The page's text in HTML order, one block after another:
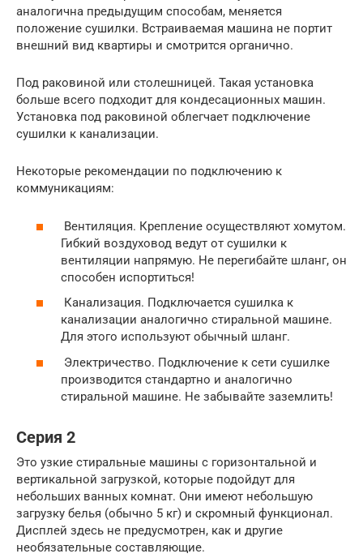
аналогична предыдущим способам, меняется
положение сушилки. Встраиваемая машина не портит
внешний вид квартиры и смотрится органично.
Под раковиной или столешницей. Такая установка
больше всего подходит для кондесационных машин.
Установка под раковиной облегчает подключение
сушилки к канализации.
Некоторые рекомендации по подключению к
коммуникациям:
Вентиляция. Крепление осуществляют хомутом.
Гибкий воздуховод ведут от сушилки к
вентиляции напрямую. Не перегибайте шланг, он
способен испортиться!
Канализация. Подключается сушилка к
канализации аналогично стиральной машине.
Для этого используют обычный шланг.
Электричество. Подключение к сети сушилке
производится стандартно и аналогично
стиральной машине. Не забывайте заземлить!
Серия 2
Это узкие стиральные машины с горизонтальной и
вертикальной загрузкой, которые подойдут для
небольших ванных комнат. Они имеют небольшую
загрузку белья (обычно 5 кг) и скромный функционал.
Дисплей здесь не предусмотрен, как и другие
необязательные составляющие.